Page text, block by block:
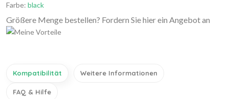
Farbe: black
Größere Menge bestellen? Fordern Sie hier ein Angebot an
Kompatibilität Weitere Informationen
FAQ & Hilfe